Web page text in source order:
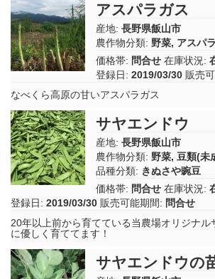
アスパラガス
産地: 長野県飯山市
農作物分類: 野菜, アスパ
価格帯: 問合せ 在庫状況:
登録日: 2019/03/30 販売
なべくら高原の甘いアスパラガス
サヤエンドウ
産地: 長野県飯山市
農作物分類: 野菜, 豆類(未
品種分類: きぬさや豌豆
価格帯: 問合せ 在庫状況:
登録日: 2019/03/30 販売可能期間: 問合せ
20年以上前から育てている当農場オリジナル
に優しく育ててます！
サヤエンドウの